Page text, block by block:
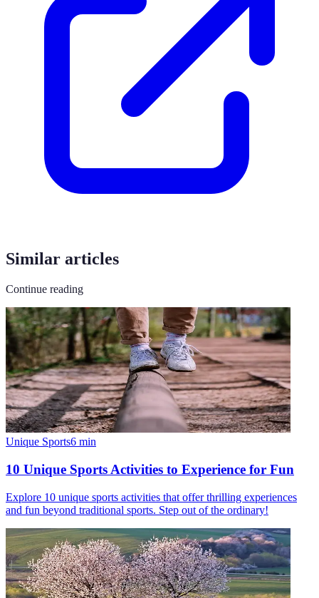
Similar articles
Continue reading
Unique Sports6 min
10 Unique Sports Activities to Experience for Fun
Explore 10 unique sports activities that offer thrilling experiences
and fun beyond traditional sports. Step out of the ordinary!